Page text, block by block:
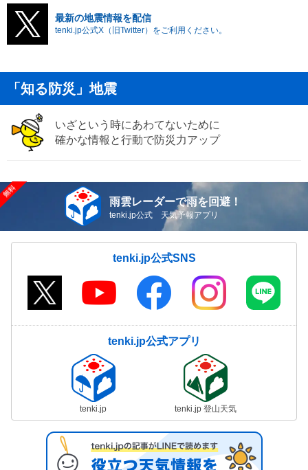
最新の地震情報を配信
tenki.jp公式X（旧Twitter）をご利用ください。
「知る防災」地震
いざという時にあわてないために
確かな情報と行動で防災力アップ
雨雲レーダーで雨を回避！
tenki.jp公式 天気予報アプリ
tenki.jp公式SNS
tenki.jp公式アプリ
tenki.jp tenki.jp 登山天気